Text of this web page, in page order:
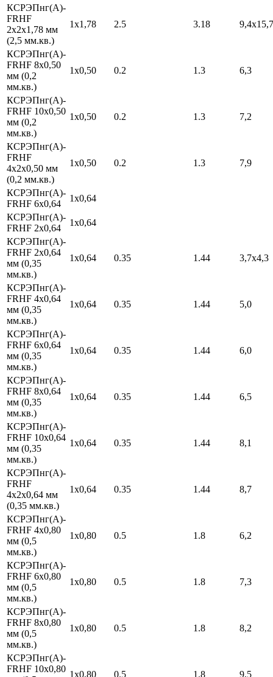
КСРЭПнг(А)-
FRHF
2х2х1,78 мм
(2,5 мм.кв.)
1х1,78 2.5 3.18 9,4х15,7
КСРЭПнг(А)-
FRHF 8х0,50
мм (0,2
мм.кв.)
1х0,50 0.2 1.3 6,3
КСРЭПнг(А)-
FRHF 10х0,50
мм (0,2
мм.кв.)
1х0,50 0.2 1.3 7,2
КСРЭПнг(А)-
FRHF
4х2х0,50 мм
(0,2 мм.кв.)
1х0,50 0.2 1.3 7,9
КСРЭПнг(А)-
FRHF 6х0,64
1х0,64
КСРЭПнг(А)-
FRHF 2х0,64
1х0,64
КСРЭПнг(А)-
FRHF 2х0,64
мм (0,35
мм.кв.)
1х0,64 0.35 1.44 3,7х4,3
КСРЭПнг(А)-
FRHF 4х0,64
мм (0,35
мм.кв.)
1х0,64 0.35 1.44 5,0
КСРЭПнг(А)-
FRHF 6х0,64
мм (0,35
мм.кв.)
1х0,64 0.35 1.44 6,0
КСРЭПнг(А)-
FRHF 8х0,64
мм (0,35
мм.кв.)
1х0,64 0.35 1.44 6,5
КСРЭПнг(А)-
FRHF 10х0,64
мм (0,35
мм.кв.)
1х0,64 0.35 1.44 8,1
КСРЭПнг(А)-
FRHF
4х2х0,64 мм
(0,35 мм.кв.)
1х0,64 0.35 1.44 8,7
КСРЭПнг(А)-
FRHF 4х0,80
мм (0,5
мм.кв.)
1х0,80 0.5 1.8 6,2
КСРЭПнг(А)-
FRHF 6х0,80
мм (0,5
мм.кв.)
1х0,80 0.5 1.8 7,3
КСРЭПнг(А)-
FRHF 8х0,80
мм (0,5
мм.кв.)
1х0,80 0.5 1.8 8,2
КСРЭПнг(А)-
FRHF 10х0,80
1х0,80 0.5 1.8 9,5